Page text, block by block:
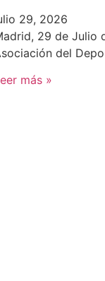
29, 2026
29 de Julio
del
más »